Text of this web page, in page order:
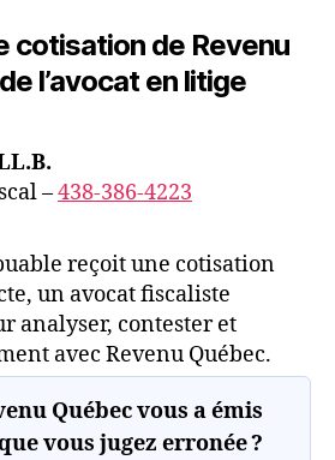
cotisation de Revenu
l’avocat en litige
–438-386-4223
reçoit une cotisation
un avocat fiscaliste
analyser, contester et
avec Revenu Québec.
Québec vous a émis
vous jugez erronée ?